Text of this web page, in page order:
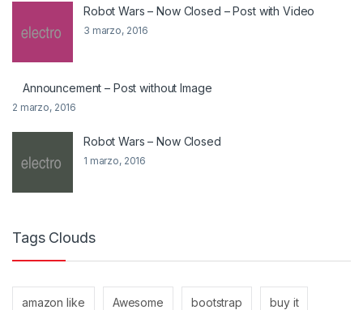
Robot Wars – Now Closed – Post with Video
3 marzo, 2016
Announcement – Post without Image
2 marzo, 2016
Robot Wars – Now Closed
1 marzo, 2016
Tags Clouds
amazon like Awesome bootstrap buy it